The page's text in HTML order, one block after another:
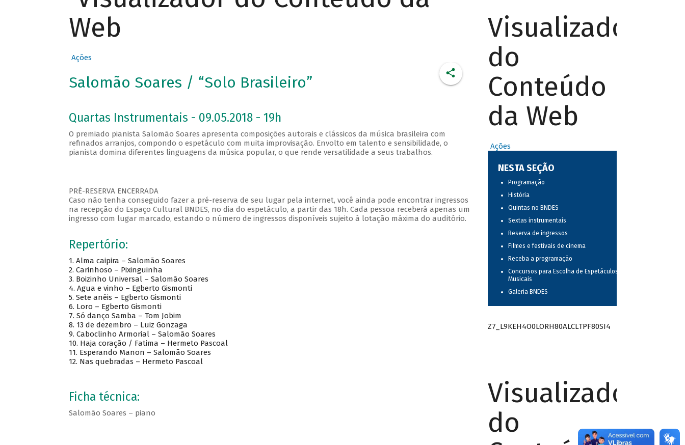
Web
Ações
Salomão Soares / “Solo Brasileiro”
Quartas Instrumentais - 09.05.2018 - 19h
O premiado pianista Salomão Soares apresenta composições autorais e clássicos da música brasileira com
refinados arranjos, compondo o espetáculo com muita improvisação. Envolto em talento e sensibilidade, o
pianista domina diferentes linguagens da música popular, o que rende versatilidade a seus trabalhos.
PRÉ-RESERVA ENCERRADA
Caso não tenha conseguido fazer a pré-reserva de seu lugar pela internet, você ainda pode encontrar ingressos
na recepção do Espaço Cultural BNDES, no dia do espetáculo, a partir das 18h. Cada pessoa receberá apenas um
ingresso com lugar marcado, estando o número de ingressos disponíveis sujeito à lotação máxima do auditório.
Repertório:
1. Alma caipira – Salomão Soares
2. Carinhoso – Pixinguinha
3. Boizinho Universal – Salomão Soares
4. Agua e vinho – Egberto Gismonti
5. Sete anéis – Egberto Gismonti
6. Loro – Egberto Gismonti
7. Só danço Samba – Tom Jobim
8. 13 de dezembro – Luiz Gonzaga
9. Caboclinho Armorial – Salomão Soares
10. Haja coração / Fatima – Hermeto Pascoal
11. Esperando Manon – Salomão Soares
12. Nas quebradas – Hermeto Pascoal
Ficha técnica:
Salomão Soares – piano
Visualizador
do
Conteúdo
da Web
Ações
NESTA SEÇÃO
Programação
História
Quintas no BNDES
Sextas instrumentais
Reserva de ingressos
Filmes e festivais de cinema
Receba a programação
Concursos para Escolha de Espetáculos
Musicais
Galeria BNDES
Z7_L9KEH4O0LORH80ALCLTPF80SI4
Visualizador
do